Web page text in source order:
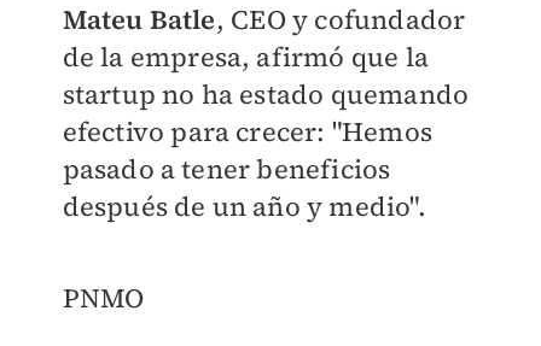
Mateu Batle, CEO y cofundador
de la empresa, afirmó que la
startup no ha estado quemando
efectivo para crecer: "Hemos
pasado a tener beneficios
después de un año y medio".
PNMO